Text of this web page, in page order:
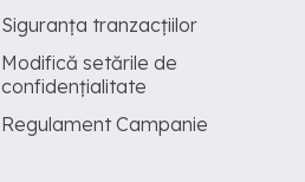
Siguranța tranzacțiilor
Modifică setările de
confidențialitate
Regulament Campanie